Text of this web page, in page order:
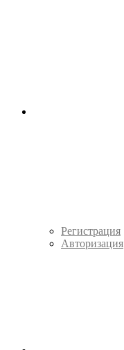
Регистрация
Авторизация